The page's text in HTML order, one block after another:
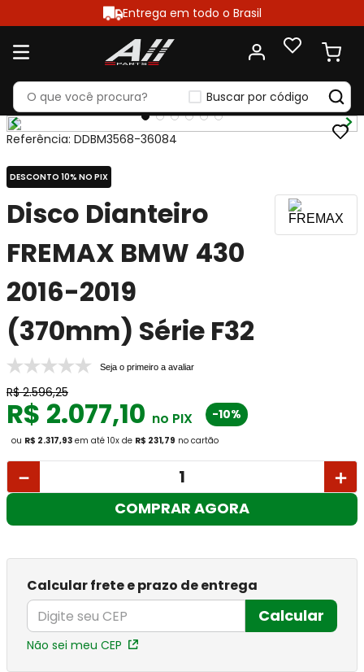
Entrega em todo o Brasil
Buscar por código
Referência: DDBM3568-36084
DESCONTO 10% NO PIX
Disco Dianteiro
FREMAX BMW 430
2016-2019
(370mm) Série F32
Seja o primeiro a avaliar
R$ 2.596,25
R$ 2.077,10 no PIX -10%
ou R$ 2.317,93 em até 10x de R$ 231,79 no cartão
＋
－
COMPRAR AGORA
Calcular frete e prazo de entrega
Calcular
Não sei meu CEP